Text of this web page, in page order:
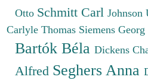
Otto Schmitt Carl Johnson
Carlyle Thomas Siemens
Bartók Béla Dickens
Alfred Seghers Anna